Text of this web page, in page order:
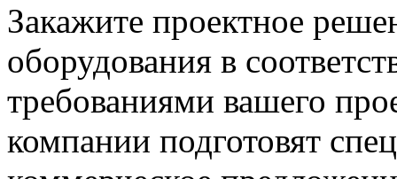
Закажите проектное
оборудования в
требованиями вашего
компании подготовят